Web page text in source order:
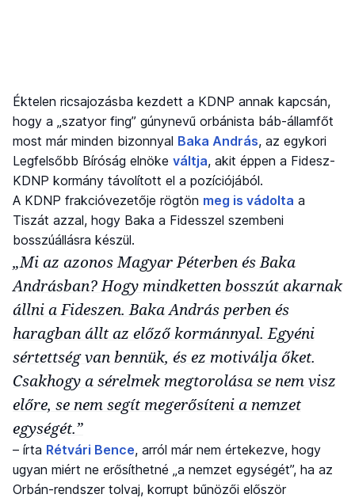
Éktelen ricsajozásba kezdett a KDNP annak kapcsán,
hogy a „szatyor fing” gúnynevű orbánista báb-államfőt
most már minden bizonnyal Baka András, az egykori
Legfelsőbb Bíróság elnöke váltja, akit éppen a Fidesz-
KDNP kormány távolított el a pozíciójából.
A KDNP frakcióvezetője rögtön meg is vádolta a
Tiszát azzal, hogy Baka a Fidesszel szembeni
bosszúállásra készül.
„Mi az azonos Magyar Péterben és Baka
Andrásban? Hogy mindketten bosszút akarnak
állni a Fideszen. Baka András perben és
haragban állt az előző kormánnyal. Egyéni
sértettség van bennük, és ez motiválja őket.
Csakhogy a sérelmek megtorolása se nem visz
előre, se nem segít megerősíteni a nemzet
egységét.”
– írta Rétvári Bence, arról már nem értekezve, hogy
ugyan miért ne erősíthetné „a nemzet egységét”, ha az
Orbán-rendszer tolvaj, korrupt bűnözői először